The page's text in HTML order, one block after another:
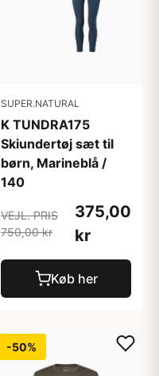
SUPER.NATURAL
K TUNDRA175
Skiundertøj sæt til
børn, Marineblå /
140
VEJL. PRIS
750,00 kr
375,00
kr
Køb her
-50%